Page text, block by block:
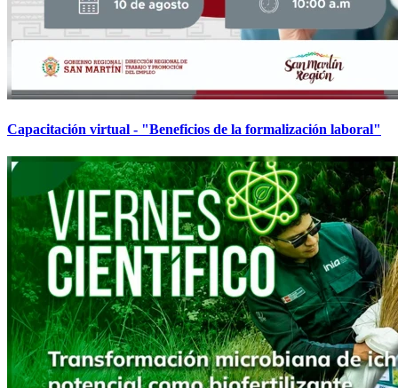
Capacitación virtual - "Beneficios de la formalización laboral"